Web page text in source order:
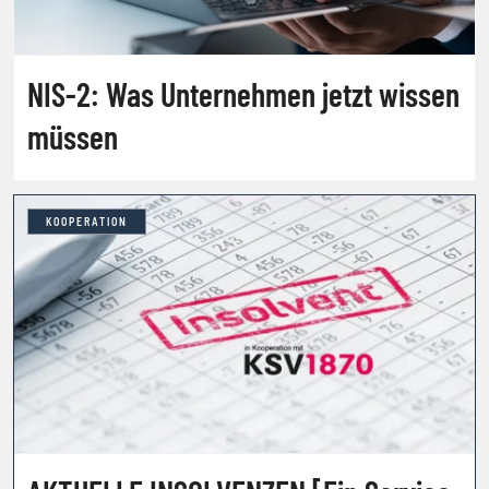
NIS-2: Was Unternehmen jetzt wissen
müssen
KOOPERATION